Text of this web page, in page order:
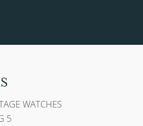
WATCHES
5